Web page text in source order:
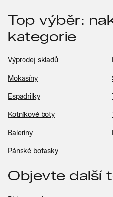
Top výběr:
kategorie
Výprodej skladů
Mokasíny
Espadrilky
Kotníkové boty
Baleríny
Pánské botasky
Objevte další